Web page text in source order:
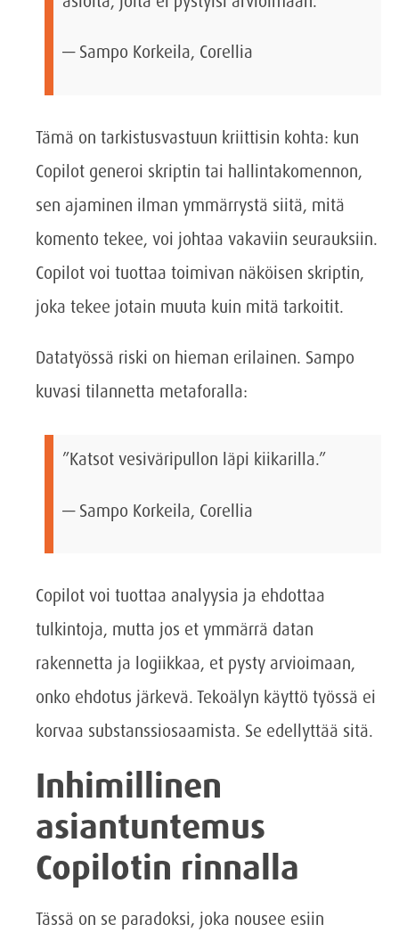
— Sampo Korkeila, Corellia
Tämä on tarkistusvastuun kriittisin kohta: kun
Copilot generoi skriptin tai hallintakomennon,
sen ajaminen ilman ymmärrystä siitä, mitä
komento tekee, voi johtaa vakaviin seurauksiin.
Copilot voi tuottaa toimivan näköisen skriptin,
joka tekee jotain muuta kuin mitä tarkoitit.
Datatyössä riski on hieman erilainen. Sampo
kuvasi tilannetta metaforalla:
”Katsot vesiväripullon läpi kiikarilla.”
— Sampo Korkeila, Corellia
Copilot voi tuottaa analyysia ja ehdottaa
tulkintoja, mutta jos et ymmärrä datan
rakennetta ja logiikkaa, et pysty arvioimaan,
onko ehdotus järkevä. Tekoälyn käyttö työssä ei
korvaa substanssiosaamista. Se edellyttää sitä.
Inhimillinen
asiantuntemus
Copilotin rinnalla
Tässä on se paradoksi, joka nousee esiin